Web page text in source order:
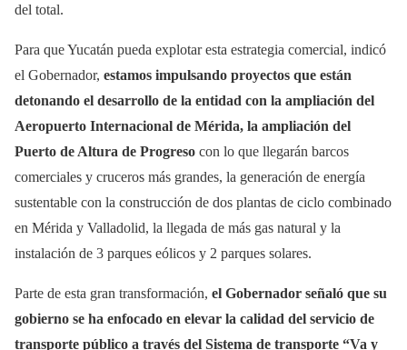
del total.
Para que Yucatán pueda explotar esta estrategia comercial, indicó
el Gobernador, estamos impulsando proyectos que están
detonando el desarrollo de la entidad con la ampliación del
Aeropuerto Internacional de Mérida, la ampliación del
Puerto de Altura de Progreso con lo que llegarán barcos
comerciales y cruceros más grandes, la generación de energía
sustentable con la construcción de dos plantas de ciclo combinado
en Mérida y Valladolid, la llegada de más gas natural y la
instalación de 3 parques eólicos y 2 parques solares.
Parte de esta gran transformación, el Gobernador señaló que su
gobierno se ha enfocado en elevar la calidad del servicio de
transporte público a través del Sistema de transporte “Va y